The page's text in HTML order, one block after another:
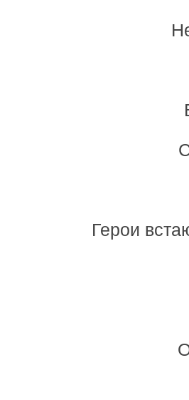
Герои